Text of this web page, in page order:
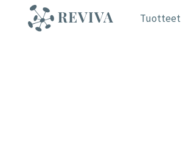
sisältöön
Tuotteet